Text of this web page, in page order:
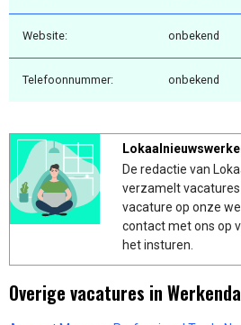
Website: onbekend
Telefoonnummer: onbekend
De redactie van
verzamelt vacatures
vacature op onze
contact met ons op
het insturen.
Overige vacatures in